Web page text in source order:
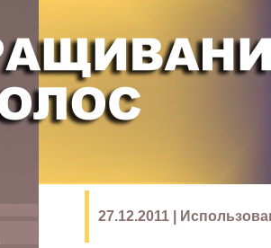
27.12.2011 |